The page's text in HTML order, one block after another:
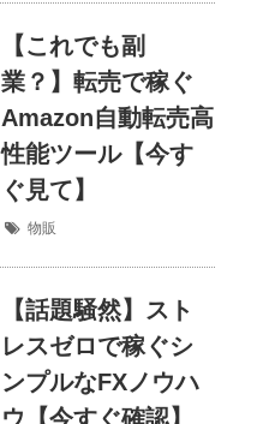
【これでも副
業？】転売で稼ぐ
Amazon自動転売高
性能ツール【今す
ぐ見て】
物販
【話題騒然】スト
レスゼロで稼ぐシ
ンプルなFXノウハ
ウ【今すぐ確認】